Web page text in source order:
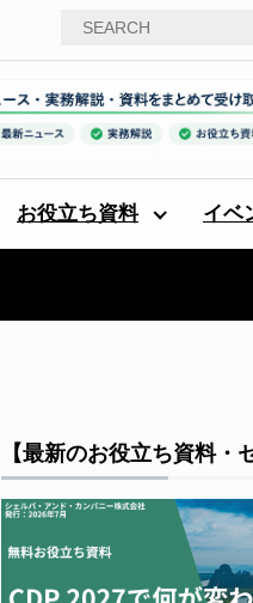
お役立ち資料 イベ
【最新のお役立ち資料・